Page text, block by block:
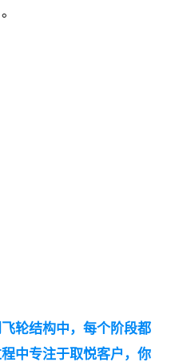
轮结构中，每个阶段都
中专注于取悦客户，你